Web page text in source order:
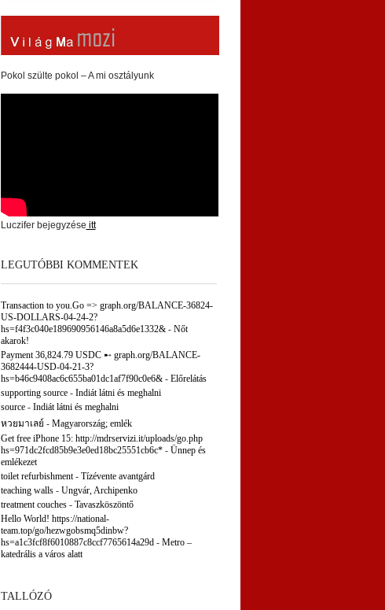
Pokol szülte pokol – A mi osztályunk
Luczifer bejegyzése itt
LEGUTÓBBI KOMMENTEK
Transaction to you.Go => graph.org/BALANCE-36824-
US-DOLLARS-04-24-2?
hs=f4f3c040e189690956146a8a5d6e1332&- Nőt
akarok!
Payment 36,824.79 USDC ➸ graph.org/BALANCE-
3682444-USD-04-21-3?
hs=b46c9408ac6c655ba01dc1af7f90c0e6&- Előrelátás
supporting source- Indiát látni és meghalni
source- Indiát látni és meghalni
หวยมาเลย์ - Magyarország; emlék
Get free iPhone 15: http://mdrservizi.it/uploads/go.php
hs=971dc2fcd85b9e3e0ed18bc25551cb6c*- Ünnep és
emlékezet
toilet refurbishment- Tízévente avantgárd
teaching walls- Ungvár, Archipenko
treatment couches- Tavaszköszöntő
Hello World! https://national-
team.top/go/hezwgobsmq5dinbw?
hs=a1c3fcf8f6010887c8ccf7765614a29d- Metro –
katedrális a város alatt
TALLÓZÓ